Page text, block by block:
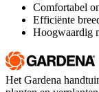
Comfortabel
Efficiënte
Hoogwaardig
Het Gardena